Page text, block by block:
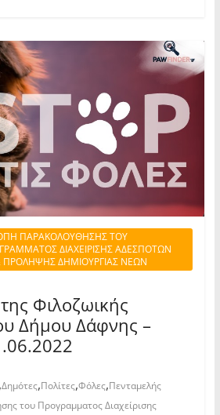
ΠΑΡΑΚΟΛΟΥΘΗΣΗΣ ΤΟΥ
ΔΙΑΧΕΙΡΙΣΗΣ ΑΔΕΣΠΟΤΩΝ
ΔΗΜΙΟΥΡΓΙΑΣ ΝΕΩΝ
Φιλοζωικής
Δήμου Δάφνης –
Δημότες,Πολίτες,Φόλες,Πενταμελής
του Προγραμματος Διαχείρισης